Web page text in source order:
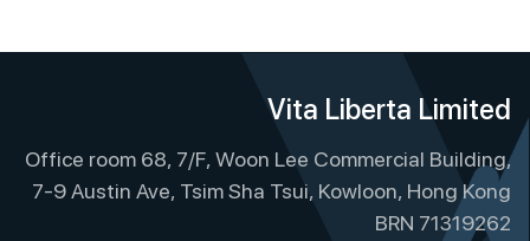
Vita Liberta Limited
Office room 68, 7/F, Woon Lee Commercial Building,
7-9 Austin Ave, Tsim Sha Tsui, Kowloon, Hong Kong
BRN 71319262